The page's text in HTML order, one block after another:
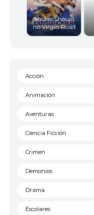
Shokei Shoujo
no Virgin Road
Acción
Animación
Aventuras
Ciencia Ficción
Crimen
Demonios
Drama
Escolares